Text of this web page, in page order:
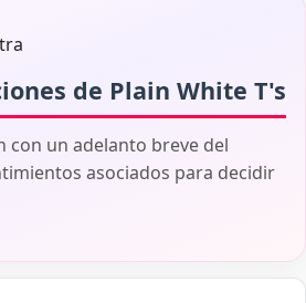
de Plain White T's
con un adelanto breve del
asociados para decidir